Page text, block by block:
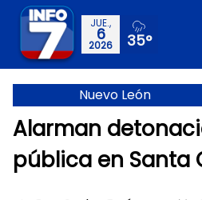
JUE.,
6
2026 35°
Nuevo León
Alarman
pública en Santa